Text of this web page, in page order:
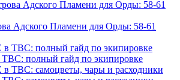
Адского Пламени для Орды: 58-61
полный гайд по экипировке